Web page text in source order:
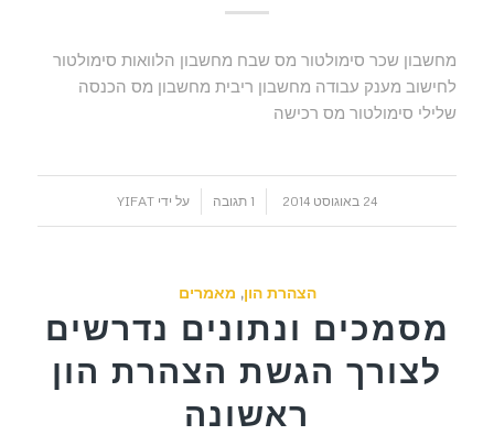
מחשבון שכר סימולטור מס שבח מחשבון הלוואות סימולטור
לחישוב מענק עבודה מחשבון ריבית מחשבון מס הכנסה
שלילי סימולטור מס רכישה
24 באוגוסט 2014 / 1 תגובה על ידי YIFAT
הצהרת הון, מאמרים
מסמכים ונתונים נדרשים
לצורך הגשת הצהרת הון
ראשונה